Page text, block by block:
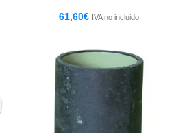
61,60€ IVA no incluido